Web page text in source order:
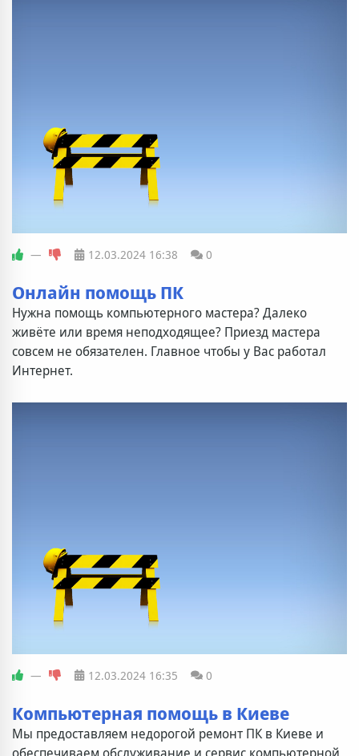
— 12.03.2024 16:38 0
Онлайн помощь ПК
Нужна помощь компьютерного мастера? Далеко
живёте или время неподходящее? Приезд мастера
совсем не обязателен. Главное чтобы у Вас работал
Интернет.
— 12.03.2024 16:35 0
Компьютерная помощь в Киеве
Мы предоставляем недорогой ремонт ПК в Киеве и
обеспечиваем обслуживание и сервис компьютерной